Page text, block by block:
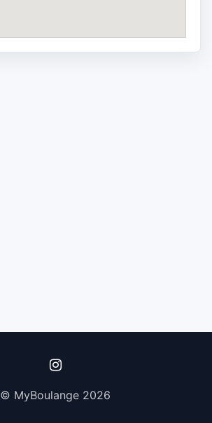
© MyBoulange 2026